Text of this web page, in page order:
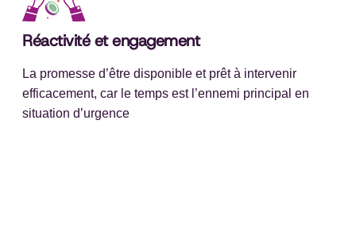
Réactivité et engagement
La promesse d’être disponible et prêt à intervenir
efficacement, car le temps est l’ennemi principal en
situation d’urgence